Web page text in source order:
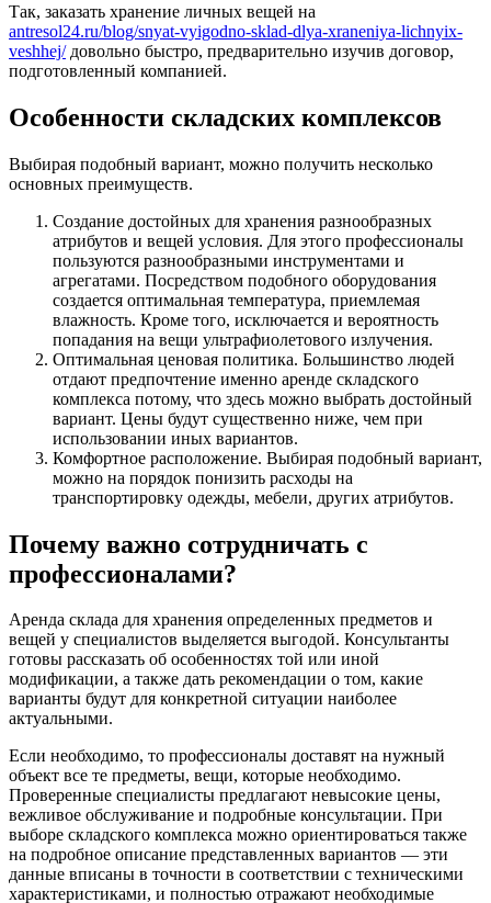
Так, заказать хранение личных вещей на
antresol24.ru/blog/snyat-vyigodno-sklad-dlya-xraneniya-lichnyix-
veshhej/довольно быстро, предварительно изучив договор,
подготовленный компанией.
Особенности складских комплексов
Выбирая подобный вариант, можно получить несколько
основных преимуществ.
Создание достойных для хранения разнообразных
атрибутов и вещей условия. Для этого профессионалы
пользуются разнообразными инструментами и
агрегатами. Посредством подобного оборудования
создается оптимальная температура, приемлемая
влажность. Кроме того, исключается и вероятность
попадания на вещи ультрафиолетового излучения.
Оптимальная ценовая политика. Большинство людей
отдают предпочтение именно аренде складского
комплекса потому, что здесь можно выбрать достойный
вариант. Цены будут существенно ниже, чем при
использовании иных вариантов.
Комфортное расположение. Выбирая подобный вариант,
можно на порядок понизить расходы на
транспортировку одежды, мебели, других атрибутов.
Почему важно сотрудничать с
профессионалами?
Аренда склада для хранения определенных предметов и
вещей у специалистов выделяется выгодой. Консультанты
готовы рассказать об особенностях той или иной
модификации, а также дать рекомендации о том, какие
варианты будут для конкретной ситуации наиболее
актуальными.
Если необходимо, то профессионалы доставят на нужный
объект все те предметы, вещи, которые необходимо.
Проверенные специалисты предлагают невысокие цены,
вежливое обслуживание и подробные консультации. При
выборе складского комплекса можно ориентироваться также
на подробное описание представленных вариантов — эти
данные вписаны в точности в соответствии с техническими
характеристиками, и полностью отражают необходимые